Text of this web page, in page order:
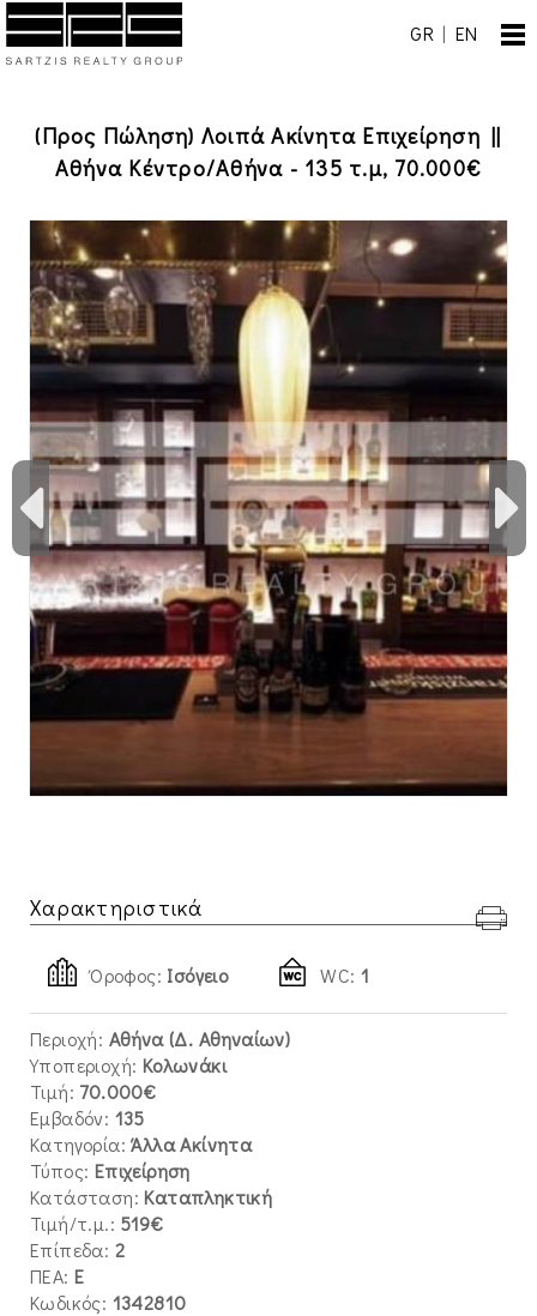
GR | EN
(Προς Πώληση) Λοιπά Ακίνητα Επιχείρηση ||
Αθήνα Κέντρο/Αθήνα - 135 τ.μ, 70.000€
Χαρακτηριστικά
Όροφος: Ισόγειο WC: 1
Περιοχή: Αθήνα (Δ. Αθηναίων)
Υποπεριοχή: Κολωνάκι
Τιμή: 70.000€
Εμβαδόν: 135
Κατηγορία: Άλλα Ακίνητα
Τύπος: Επιχείρηση
Κατάσταση: Καταπληκτική
Τιμή/τ.μ.: 519€
Επίπεδα: 2
ΠΕΑ: E
Κωδικός: 1342810